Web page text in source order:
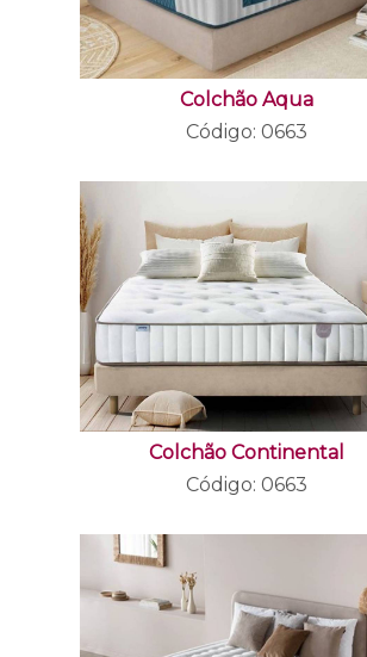
Colchão Aqua
Código: 0663
Colchão Continental
Código: 0663